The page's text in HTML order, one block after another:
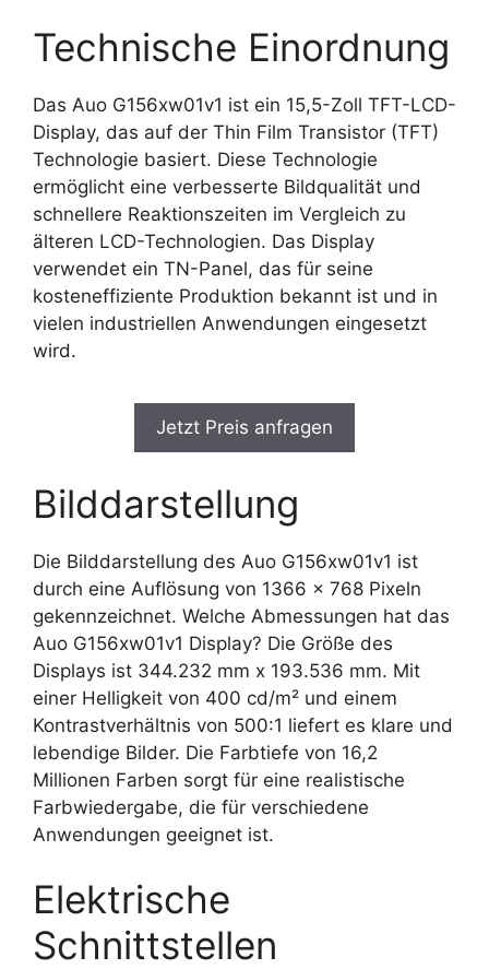
Technische Einordnung
Das Auo G156xw01v1 ist ein 15,5-Zoll TFT-LCD-
Display, das auf der Thin Film Transistor (TFT)
Technologie basiert. Diese Technologie
ermöglicht eine verbesserte Bildqualität und
schnellere Reaktionszeiten im Vergleich zu
älteren LCD-Technologien. Das Display
verwendet ein TN-Panel, das für seine
kosteneffiziente Produktion bekannt ist und in
vielen industriellen Anwendungen eingesetzt
wird.
Jetzt Preis anfragen
Bilddarstellung
Die Bilddarstellung des Auo G156xw01v1 ist
durch eine Auflösung von 1366 x 768 Pixeln
gekennzeichnet. Welche Abmessungen hat das
Auo G156xw01v1 Display? Die Größe des
Displays ist 344.232 mm x 193.536 mm. Mit
einer Helligkeit von 400 cd/m² und einem
Kontrastverhältnis von 500:1 liefert es klare und
lebendige Bilder. Die Farbtiefe von 16,2
Millionen Farben sorgt für eine realistische
Farbwiedergabe, die für verschiedene
Anwendungen geeignet ist.
Elektrische
Schnittstellen